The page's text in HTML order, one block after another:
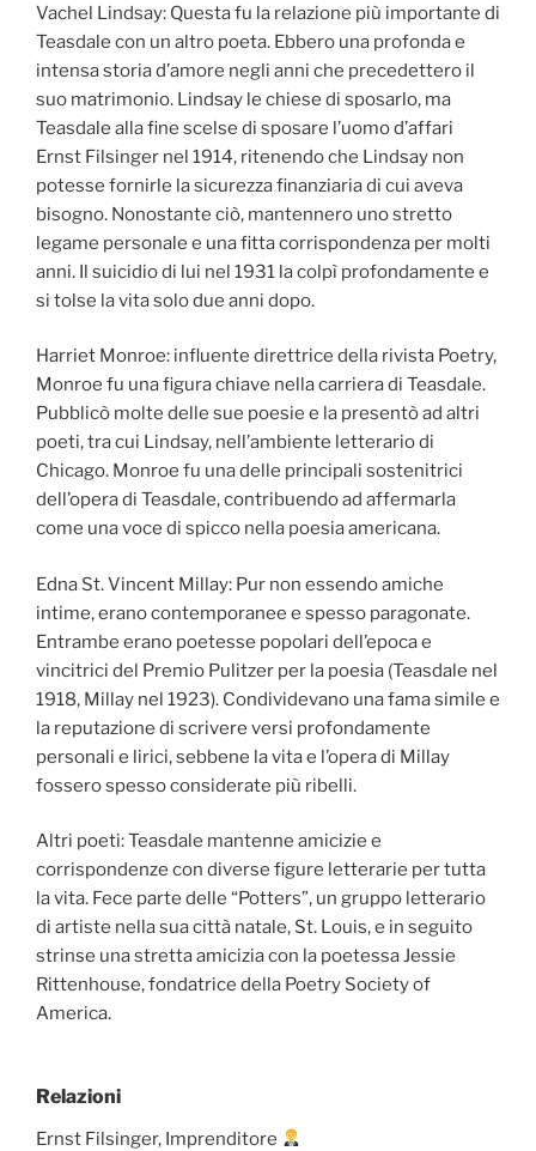
Vachel Lindsay: Questa fu la relazione più importante di
Teasdale con un altro poeta. Ebbero una profonda e
intensa storia d’amore negli anni che precedettero il
suo matrimonio. Lindsay le chiese di sposarlo, ma
Teasdale alla fine scelse di sposare l’uomo d’affari
Ernst Filsinger nel 1914, ritenendo che Lindsay non
potesse fornirle la sicurezza finanziaria di cui aveva
bisogno. Nonostante ciò, mantennero uno stretto
legame personale e una fitta corrispondenza per molti
anni. Il suicidio di lui nel 1931 la colpì profondamente e
si tolse la vita solo due anni dopo.
Harriet Monroe: influente direttrice della rivista Poetry,
Monroe fu una figura chiave nella carriera di Teasdale.
Pubblicò molte delle sue poesie e la presentò ad altri
poeti, tra cui Lindsay, nell’ambiente letterario di
Chicago. Monroe fu una delle principali sostenitrici
dell’opera di Teasdale, contribuendo ad affermarla
come una voce di spicco nella poesia americana.
Edna St. Vincent Millay: Pur non essendo amiche
intime, erano contemporanee e spesso paragonate.
Entrambe erano poetesse popolari dell’epoca e
vincitrici del Premio Pulitzer per la poesia (Teasdale nel
1918, Millay nel 1923). Condividevano una fama simile e
la reputazione di scrivere versi profondamente
personali e lirici, sebbene la vita e l’opera di Millay
fossero spesso considerate più ribelli.
Altri poeti: Teasdale mantenne amicizie e
corrispondenze con diverse figure letterarie per tutta
la vita. Fece parte delle “Potters”, un gruppo letterario
di artiste nella sua città natale, St. Louis, e in seguito
strinse una stretta amicizia con la poetessa Jessie
Rittenhouse, fondatrice della Poetry Society of
America.
Relazioni
Ernst Filsinger, Imprenditore